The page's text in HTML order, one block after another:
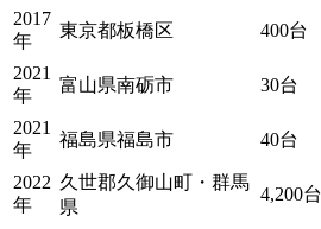
2017
年
東京都板橋区 400台
2021
年
富山県南砺市 30台
2021
年
福島県福島市 40台
2022
年
久世郡久御山町・群馬
県
4,200台